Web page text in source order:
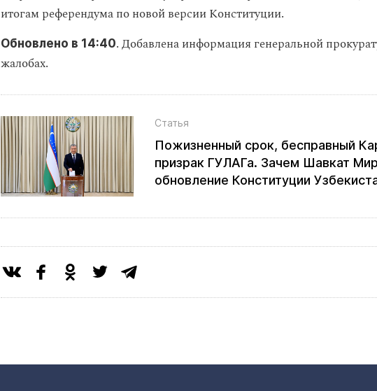
итогам референдума по новой версии Конституции.
Обновлено в 14:40. Добавлена информация генеральной
жалобах.
Статья
Пожизненный срок, бесправный
призрак ГУЛАГа. Зачем Шавкат
обновление Конституции